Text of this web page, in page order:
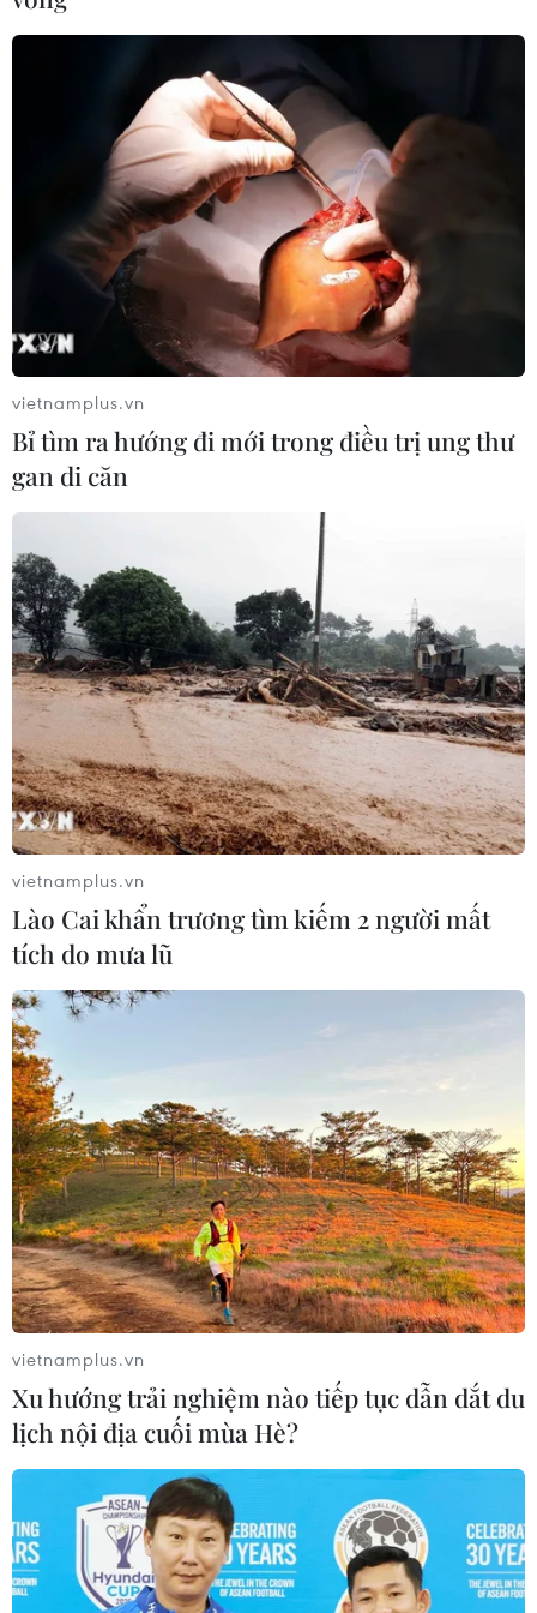
khí hậu
06/08/2026 23:00
An Giang: Cháy lớn ở khu dân cư
khiến 5 căn nhà bị hư hại
06/08/2026 16:12
Tiếp tục đổi mới, nâng cao hiệu quả
công tác cai nghiện ma túy
06/08/2026 15:34
Khởi tố đối tượng giả danh Công an,
lừa đảo "chạy án" tại Đắk Lắk
Cảnh sát khám xét nơi ở của Huấn
"Hoa Hồng"
06/08/2026 15:04
Vụ chuyên Tuyên Quang: Thu hồi,
hủy bỏ giấy chứng nhận kết quả thi
đã cấp
06/08/2026 13:55
Khuyến khích các cơ sở giáo dục đại
học cạnh tranh bằng chất lượng
06/08/2026 13:41
Xem thêm
CƠ QUAN CHỦ QUẢN: THÔNG TẤN XÃ VIỆT NAM
Tổng Biên tập: TRẦN TIẾN DUẨN
Phó Tổng Biên tập: NGUYỄN THỊ TÁM, KHÚC THANH
THỦY
Sở hữu trí tuệ
Quy định sử dụng
RSS
Hỗ trợ
Ngôn ngữ
TTXVN
vietnamplus.vn
Bỉ tìm ra hướng đi mới trong điều trị ung thư
gan di căn
vietnamplus.vn
Lào Cai khẩn trương tìm kiếm 2 người mất
tích do mưa lũ
vietnamplus.vn
Xu hướng trải nghiệm nào tiếp tục dẫn dắt du
lịch nội địa cuối mùa Hè?